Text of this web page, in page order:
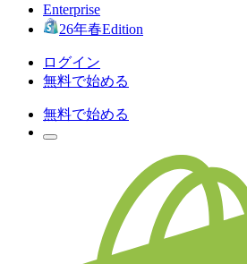
Enterprise
26年春Edition
ログイン
無料で始める
無料で始める